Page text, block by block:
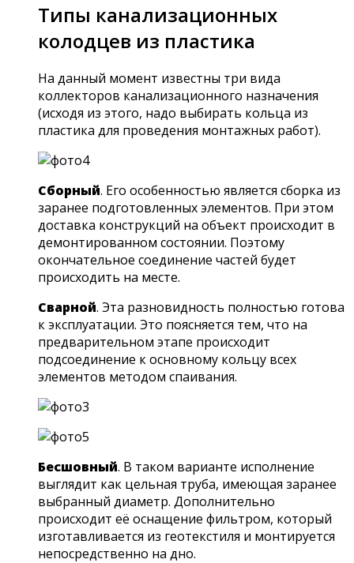
Типы канализационных
колодцев из пластика
На данный момент известны три вида
коллекторов канализационного назначения
(исходя из этого, надо выбирать кольца из
пластика для проведения монтажных работ).
Сборный. Его особенностью является сборка из
заранее подготовленных элементов. При этом
доставка конструкций на объект происходит в
демонтированном состоянии. Поэтому
окончательное соединение частей будет
происходить на месте.
Сварной. Эта разновидность полностью готова
к эксплуатации. Это поясняется тем, что на
предварительном этапе происходит
подсоединение к основному кольцу всех
элементов методом спаивания.
Бесшовный. В таком варианте исполнение
выглядит как цельная труба, имеющая заранее
выбранный диаметр. Дополнительно
происходит её оснащение фильтром, который
изготавливается из геотекстиля и монтируется
непосредственно на дно.